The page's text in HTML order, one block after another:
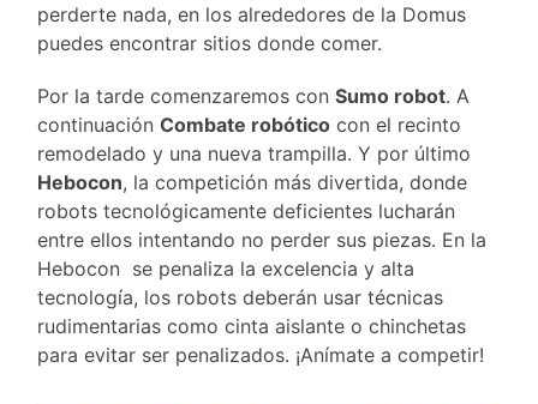
perderte nada, en los alrededores de la Domus
puedes encontrar sitios donde comer.
Por la tarde comenzaremos conSumo robot. A
continuaciónCombate robótico con el recinto
remodelado y una nueva trampilla. Y por último
Hebocon, la competición más divertida, donde
robots tecnológicamente deficientes lucharán
entre ellos intentando no perder sus piezas. En la
Hebocon se penaliza la excelencia y alta
tecnología, los robots deberán usar técnicas
rudimentarias como cinta aislante o chinchetas
para evitar ser penalizados. ¡Anímate a competir!